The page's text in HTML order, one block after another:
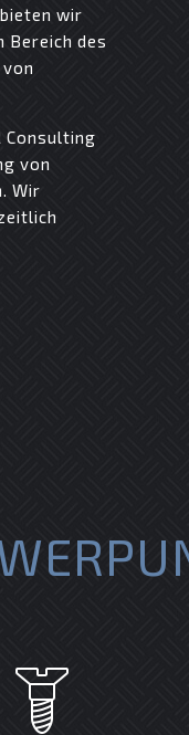
wir
Bereich des
Consulting
von
Wir